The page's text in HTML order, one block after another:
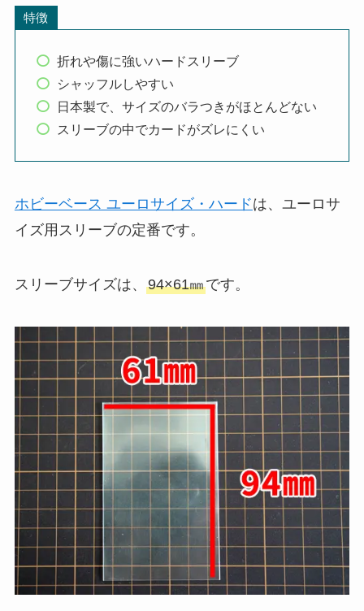
特徴
折れや傷に強いハードスリーブ
シャッフルしやすい
日本製で、サイズのバラつきがほとんどない
スリーブの中でカードがズレにくい
ホビーベース ユーロサイズ・ハードは、ユーロサ
イズ用スリーブの定番です。
スリーブサイズは、 94×61㎜です。